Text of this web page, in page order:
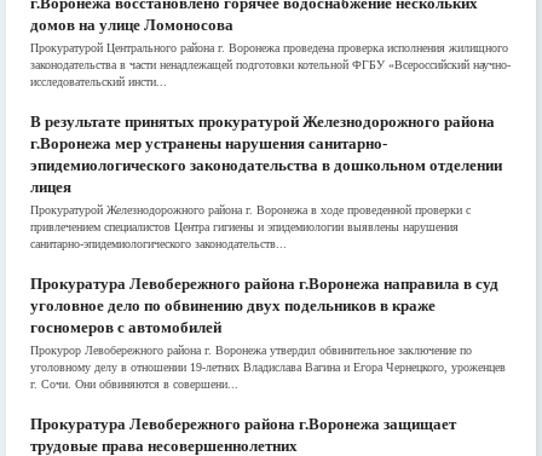
домов на улице Ломоносова
Прокуратурой Центрального района г. Воронежа проведена проверка исполнения жилищного
законодательства в части ненадлежащей подготовки котельной ФГБУ «Всероссийский научно-
исследовательский инсти...
В результате принятых прокуратурой Железнодорожного района
г.Воронежа мер устранены нарушения санитарно-
эпидемиологического законодательства в дошкольном отделении
лицея
Прокуратурой Железнодорожного района г. Воронежа в ходе проведенной проверки с
привлечением специалистов Центра гигиены и эпидемиологии выявлены нарушения
санитарно-эпидемиологического законодательств...
Прокуратура Левобережного района г.Воронежа направила в суд
уголовное дело по обвинению двух подельников в краже
госномеров с автомобилей
Прокурор Левобережного района г. Воронежа утвердил обвинительное заключение по
уголовному делу в отношении 19-летних Владислава Вагина и Егора Чернецкого, уроженцев
г. Сочи. Они обвиняются в совершени...
Прокуратура Левобережного района г.Воронежа защищает
трудовые права несовершеннолетних